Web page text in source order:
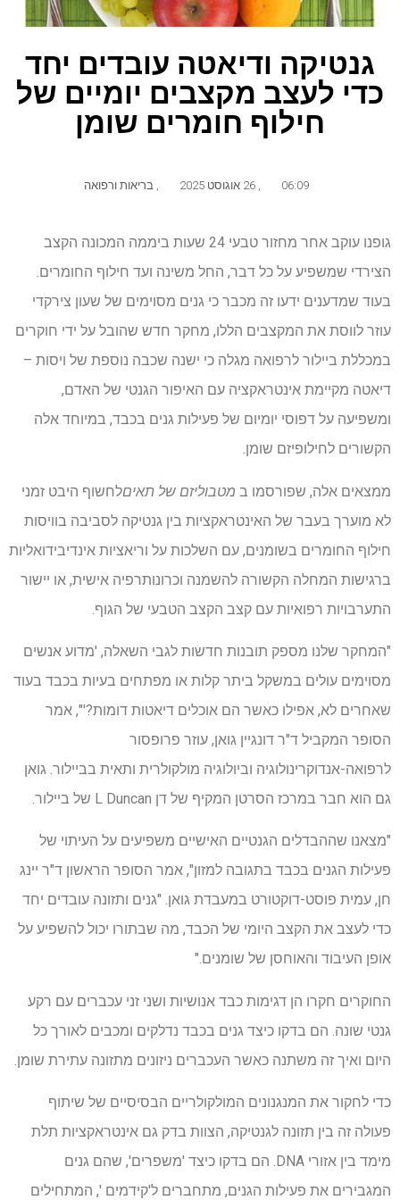
גנטיקה ודיאטה עובדים יחד
כדי לעצב מקצבים יומיים של
חילוף חומרים שומן
06:09 בריאות ורפואה
גופנו עוקב אחר מחזור טבעי 24 שעות ביממה המכונה הקצב
הצירדי שמשפיע על כל דבר, החל משינה ועד חילוף החומרים.
בעוד שמדענים ידעו זה מכבר כי גנים מסוימים של שעון צירקדי
עוזר לווסת את המקצבים הללו, מחקר חדש שהובל על ידי חוקרים
במכללת ביילור לרפואה מגלה כי ישנה שכבה נוספת של ויסות –
דיאטה מקיימת אינטראקציה עם האיפור הגנטי של האדם,
ומשפיעה על דפוסי יומיום של פעילות גנים בכבד, במיוחד אלה
הקשורים לחילופיזם שומן.
ממצאים אלה, שפורסמו ב מטבוליזם של תאיםלחשוף היבט זמני
לא מוערך בעבר של האינטראקציות בין גנטיקה לסביבה בוויסות
חילוף החומרים בשומנים, עם השלכות על וריאציות אינדיבידואליות
ברגישות המחלה הקשורה להשמנה וכרונותרפיה אישית, או יישור
התערבויות רפואיות עם קצב הקצב הטבעי של הגוף.
"המחקר שלנו מספק תובנות חדשות לגבי השאלה, 'מדוע אנשים
מסוימים עולים במשקל ביתר קלות או מפתחים בעיות בכבד בעוד
שאחרים לא, אפילו כאשר הם אוכלים דיאטות דומות?'", אמר
הסופר המקביל ד"ר דונגיין גואן, עוזר פרופסור
לרפואה-אנדוקרינולוגיה וביולוגיה מולקולרית ותאית בביילור. גואן
גם הוא חבר במרכז הסרטן המקיף של דן L Duncan של ביילור.
"מצאנו שההבדלים הגנטיים האישיים משפיעים על העיתוי של
פעילות הגנים בכבד בתגובה למזון", אמר הסופר הראשון ד"ר יינג
חן, עמית פוסט-דוקטורט במעבדת גואן. "גנים ותזונה עובדים יחד
כדי לעצב את הקצב היומי של הכבד, מה שבתורו יכול להשפיע על
אופן העיבוד והאוחסן של שומנים."
החוקרים חקרו הן דגימות כבד אנושיות ושני זני עכברים עם רקע
גנטי שונה. הם בדקו כיצד גנים בכבד נדלקים ומכבים לאורך כל
היום ואיך זה משתנה כאשר העכברים ניזונים מתזונה עתירת שומן.
כדי לחקור את המנגנונים המולקולריים הבסיסיים של שיתוף
פעולה זה בין תזונה לגנטיקה, הצוות בדק גם אינטראקציות תלת
מימד בין אזורי DNA. הם בדקו כיצד 'משפרים', שהם גנים
המגבירים את פעילות הגנים, מתחברים ל'קידמים ', המתחילים